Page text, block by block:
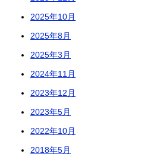
2025年10月
2025年8月
2025年3月
2024年11月
2023年12月
2023年5月
2022年10月
2018年5月